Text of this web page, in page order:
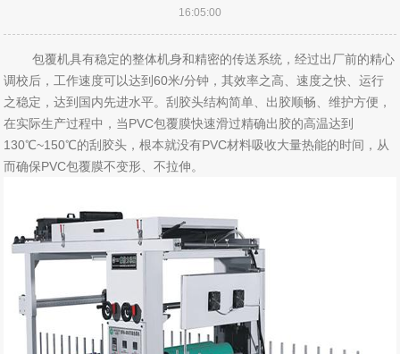
16:05:00
包覆机具有稳定的整体机身和精密的传送系统，经过出厂前的精心
调校后，工作速度可以达到60米/分钟，其效率之高、速度之快、运行
之稳定，达到国内先进水平。刮胶头结构简单、出胶顺畅、维护方便，
在实际生产过程中，当PVC包覆膜快速滑过精确出胶的高温达到
130℃~150℃的刮胶头，根本就没有PVC材料吸收大量热能的时间，从
而确保PVC包覆膜不变形、不拉伸。